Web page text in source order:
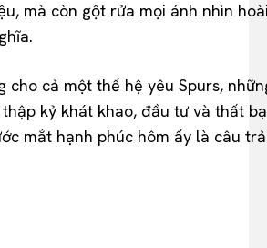
mà còn gột rửa mọi ánh nhìn
cả một thế hệ yêu Spurs,
kỷ khát khao, đầu tư và thất
mắt hạnh phúc hôm ấy là câu